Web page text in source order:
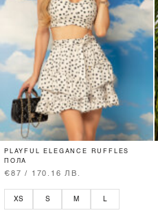
PLAYFUL ELEGANCE RUFFLES
ПОЛА
€87 / 170.16 ЛВ.
XS S M